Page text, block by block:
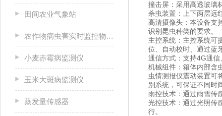
田间农业气象站
农作物病虫害实时监控物联网设备
小麦赤霉病监测仪
玉米大斑病监测仪
蒸发量传感器
撞击屏：采用高透玻璃
杀虫装置：上下两层远
高清摄像头：本设备支
识别昆虫种类的要求。
主控系统：主控系统可
位、自动校时、通过蓝
通信方式：支持4G通
机械组件：箱体内部含
虫情测报仪震动装置可
别系统，可保证不同时
雨控技术：通过雨雪传
光控技术：通过光照传
行。